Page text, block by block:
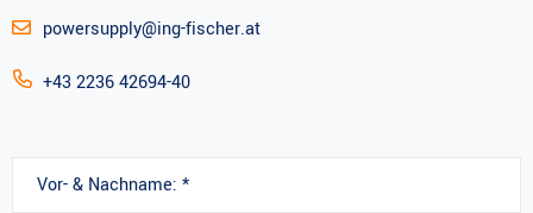
powersupply@ing-fischer.at
+43 2236 42694-40